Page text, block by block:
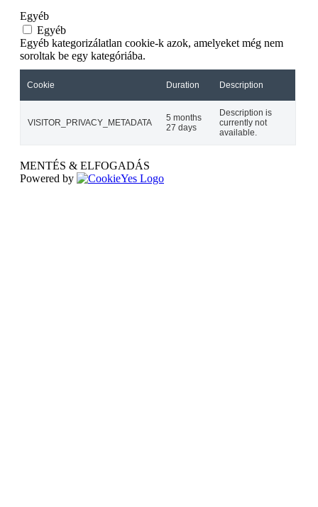
Egyéb
Egyéb
Egyéb kategorizálatlan cookie-k azok, amelyeket még nem
soroltak be egy kategóriába.
Cookie Duration Description
VISITOR_PRIVACY_METADATA
5 months
27 days
Description is
currently not
available.
MENTÉS & ELFOGADÁS
Powered by